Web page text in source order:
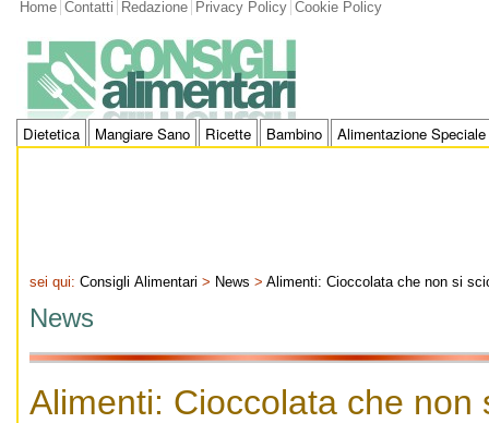
Home Contatti Redazione Privacy Policy Cookie Policy
Dietetica Mangiare Sano Ricette Bambino Alimentazione Speciale
sei qui: Consigli Alimentari > News > Alimenti: Cioccolata che non si
News
Alimenti: Cioccolata che non